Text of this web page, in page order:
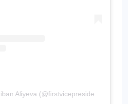
Публикация от Mehriban Aliyeva (@firstvicepresidentazerbaijan)